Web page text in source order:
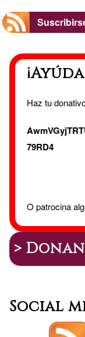
Haz tu
79RD4
O patrocina
>
Social